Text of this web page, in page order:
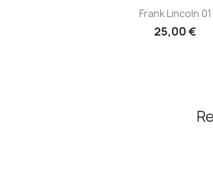
Aperçu
Frank Lincoln 01
25,00 €